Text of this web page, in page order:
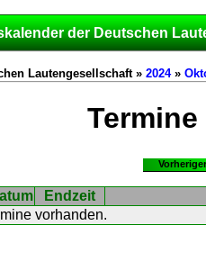
der Deutschen
Lautengesellschaft » 2024»
Termine
Endzeit
vorhanden.